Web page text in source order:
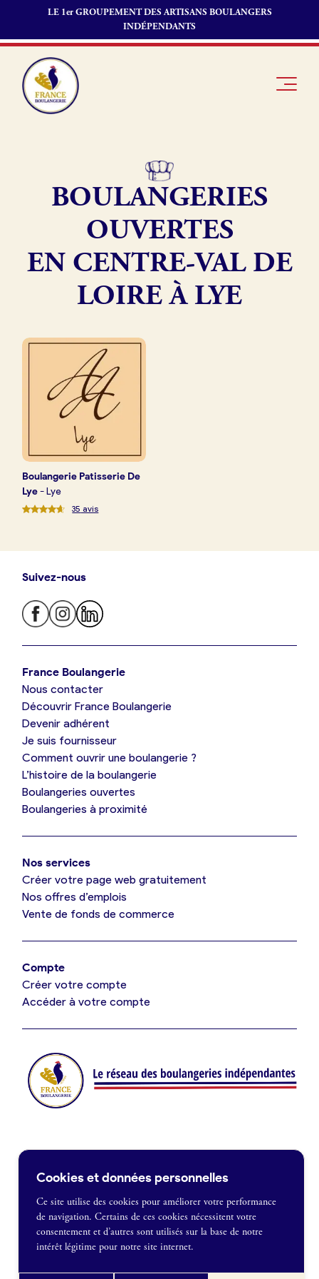
LE 1er GROUPEMENT DES ARTISANS BOULANGERS
INDÉPENDANTS
Je trouve ma boulangerie
Je suis boulanger
Je découvre France Boulangerie
Mes tarifs
Je référence ma boulangerie (gratuit)
Offres d’emploi
Je suis fournisseur
Je crée mon compte
France Boulangerie
1 rue Alexandre Fleming
Je suis
Je découvre
Boulangerie
Pourquoi
adhérer à
Boulangerie
Je référence
boulangerie
Offres
Fonds de
Actualités
Je suis
Je crée mon compte
BOULANGERIES
OUVERTES
EN CENTRE-VAL DE
LOIRE À LYE
Boulangerie Patisserie De
Lye-Lye
35 avis
Suivez-nous
France Boulangerie
Nous contacter
Découvrir France Boulangerie
Devenir adhérent
Je suis fournisseur
Comment ouvrir une boulangerie ?
L’histoire de la boulangerie
Boulangeries ouvertes
Boulangeries à proximité
Nos services
Créer votre page web gratuitement
Nos offres d’emplois
Vente de fonds de commerce
Compte
Créer votre compte
Accéder à votre compte
Je souhaite être recontacté
Cookies et données personnelles
Ce site utilise des cookies pour améliorer votre performance
de navigation. Certains de ces cookies nécessitent votre
consentement et d’autres sont utilisés sur la base de notre
intérêt légitime pour notre site internet.